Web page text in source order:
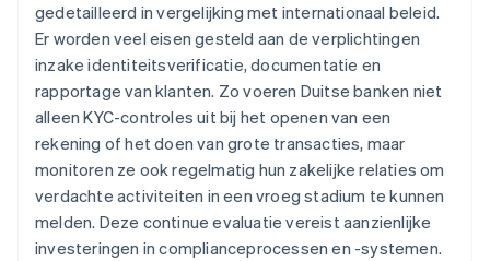
gedetailleerd in vergelijking met internationaal beleid.
Er worden veel eisen gesteld aan de verplichtingen
inzake identiteitsverificatie, documentatie en
rapportage van klanten. Zo voeren Duitse banken niet
alleen KYC-controles uit bij het openen van een
rekening of het doen van grote transacties, maar
monitoren ze ook regelmatig hun zakelijke relaties om
verdachte activiteiten in een vroeg stadium te kunnen
melden. Deze continue evaluatie vereist aanzienlijke
investeringen in complianceprocessen en -systemen.